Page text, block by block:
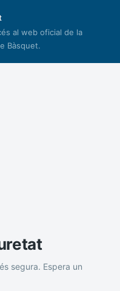
al web oficial de la
Bàsquet.
segura. Espera un